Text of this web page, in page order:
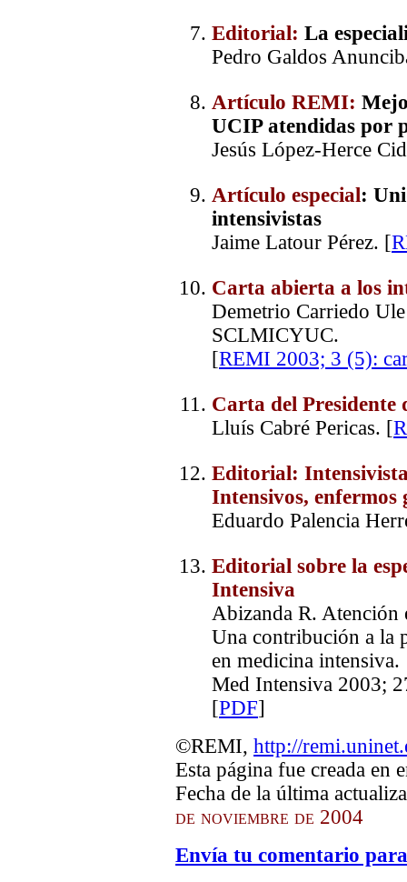
Editorial: La
Pedro Galdos
Artículo REMI:
UCIP atendidas por
Jesús López-Herce
Artículo especial:
intensivistas
Jaime Latour Pérez. [
Carta abierta a los
Demetrio Carriedo
SCLMICYUC.
[REMI 2003; 3 (5):
Carta del
Lluís Cabré Pericas. [
Editorial:
Intensivos, enfermos
Eduardo Palencia
Editorial sobre la
Intensiva
Abizanda R. Atención
Una contribución a la
en medicina intensiva.
Med Intensiva 2003;
[PDF]
©REMI, http://
Esta página fue creada en
Fecha de la última
de noviembre de 2004
Envía tu comentario